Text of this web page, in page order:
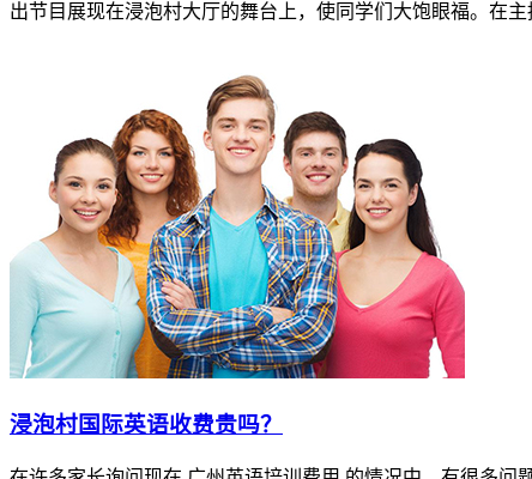
出节目展现在浸泡村大厅的舞台上，使同学们大饱眼福。在
​浸泡村国际英语收费贵吗？